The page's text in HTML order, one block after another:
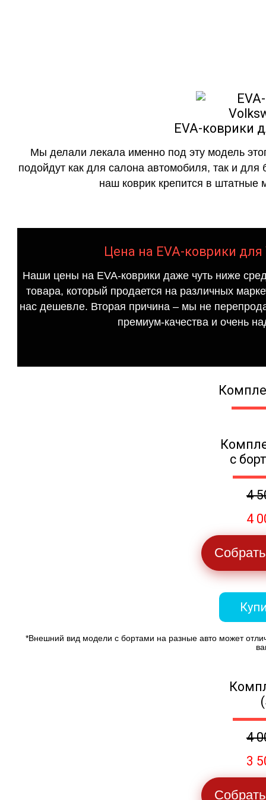
EVA-коврики
Мы делали лекала именно под эту модель
подойдут как для салона автомобиля, так и для
наш коврик крепится в штатные
Цена на EVA-коврики
Наши цены на EVA-коврики даже чуть ниже
товара, который продается на различных
нас дешевле. Вторая причина – мы не
премиум-качества и очень
с
4
4
*Внешний вид модели с бортами на разные авто может
4
3